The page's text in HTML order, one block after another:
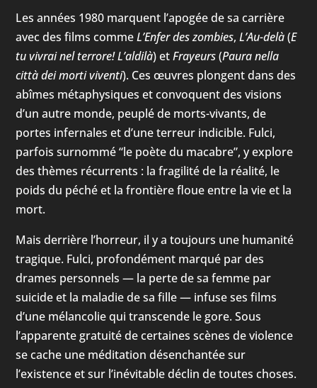
Les années 1980 marquent l’apogée de sa carrière
avec des films commeL’Enfer des zombies,L’Au-delà(E
tu vivrai nel terrore! L’aldilà) etFrayeurs(Paura nella
città dei morti viventi). Ces œuvres plongent dans des
abîmes métaphysiques et convoquent des visions
d’un autre monde, peuplé de morts-vivants, de
portes infernales et d’une terreur indicible. Fulci,
parfois surnommé “le poète du macabre”, y explore
des thèmes récurrents : la fragilité de la réalité, le
poids du péché et la frontière floue entre la vie et la
mort.
Mais derrière l’horreur, il y a toujours une humanité
tragique. Fulci, profondément marqué par des
drames personnels — la perte de sa femme par
suicide et la maladie de sa fille — infuse ses films
d’une mélancolie qui transcende le gore. Sous
l’apparente gratuité de certaines scènes de violence
se cache une méditation désenchantée sur
l’existence et sur l’inévitable déclin de toutes choses.